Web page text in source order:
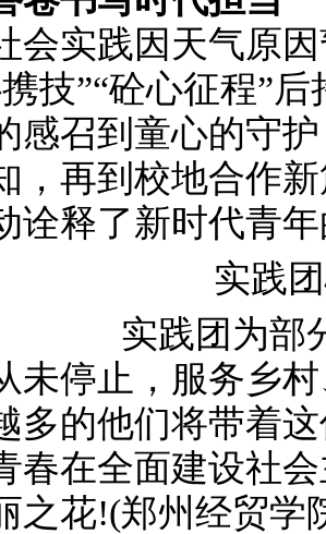
实践因天气原因
技”“砼心征程”
感召到童心的守
，再到校地合作
诠释了新时代青
实践团
实践团为部
停止，服务乡村
多的他们将带着
春在全面建设社
之花!(郑州经贸学